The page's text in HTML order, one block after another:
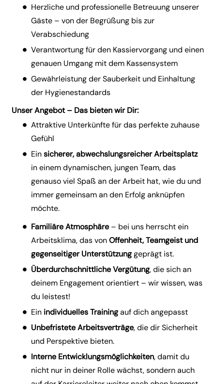
Herzliche und professionelle Betreuung unserer
Gäste – von der Begrüßung bis zur
Verabschiedung
Verantwortung für den Kassiervorgang und einen
genauen Umgang mit dem Kassensystem
Gewährleistung der Sauberkeit und Einhaltung
der Hygienestandards
Unser Angebot – Das bieten wir Dir:
Attraktive Unterkünfte für das perfekte zuhause
Gefühl
Einsicherer, abwechslungsreicher Arbeitsplatz
in einem dynamischen, jungen Team, das
genauso viel Spaß an der Arbeit hat, wie du und
immer gemeinsam an den Erfolg anknüpfen
möchte.
Familiäre Atmosphäre – bei uns herrscht ein
Arbeitsklima, das vonOffenheit, Teamgeist und
gegenseitiger Unterstützunggeprägt ist.
Überdurchschnittliche Vergütung, die sich an
deinem Engagement orientiert – wir wissen, was
du leistest!
Ein individuelles Trainingauf dich angepasst
Unbefristete Arbeitsverträge, die dir Sicherheit
und Perspektive bieten.
Interne Entwicklungsmöglichkeiten, damit du
nicht nur in deiner Rolle wächst, sondern auch